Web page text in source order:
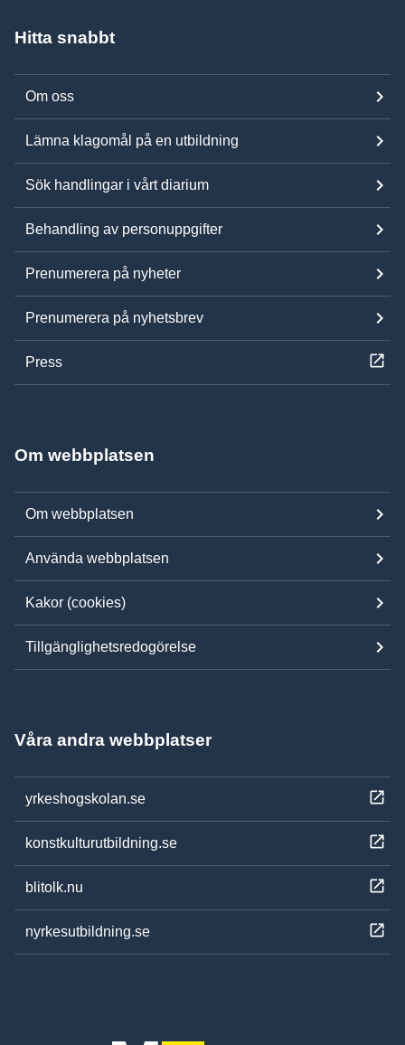
Hitta snabbt
Om oss
Lämna klagomål på en utbildning
Sök handlingar i vårt diarium
Behandling av personuppgifter
Prenumerera på nyheter
Prenumerera på nyhetsbrev
Press
Om webbplatsen
Om webbplatsen
Använda webbplatsen
Kakor (cookies)
Tillgänglighetsredogörelse
Våra andra webbplatser
yrkeshogskolan.se
konstkulturutbildning.se
blitolk.nu
nyrkesutbildning.se